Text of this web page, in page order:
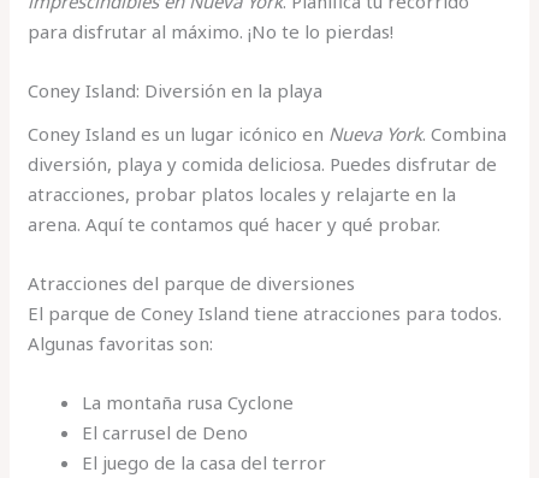
para disfrutar al máximo. ¡No te lo pierdas!
Coney Island: Diversión en la playa
Coney Island es un lugar icónico en Nueva York. Combina
diversión, playa y comida deliciosa. Puedes disfrutar de
atracciones, probar platos locales y relajarte en la
arena. Aquí te contamos qué hacer y qué probar.
Atracciones del parque de diversiones
El parque de Coney Island tiene atracciones para todos.
Algunas favoritas son:
La montaña rusa Cyclone
El carrusel de Deno
El juego de la casa del terror